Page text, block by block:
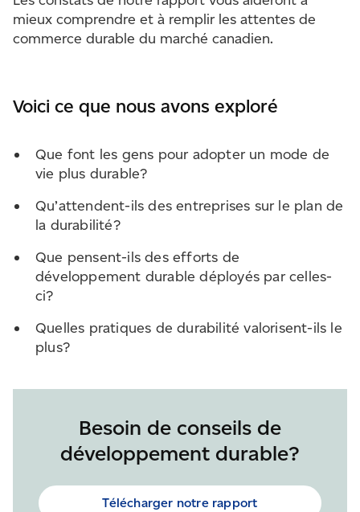
mieux comprendre et à remplir les attentes de
commerce durable du marché canadien.
Voici ce que nous avons exploré
Que font les gens pour adopter un mode de
vie plus durable?
Qu’attendent-ils des entreprises sur le plan de
la durabilité?
Que pensent-ils des efforts de
développement durable déployés par celles-
ci?
Quelles pratiques de durabilité valorisent-ils le
plus?
Besoin de conseils de
développement durable?
Télécharger notre rapport